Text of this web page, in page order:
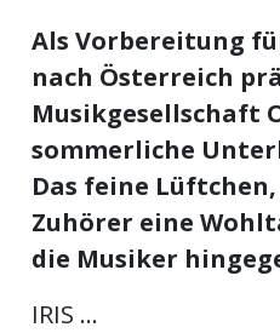
offizielle
Mitteilungen
Als Vorbereitung
nach Österreich
Musikgesellschaft
sommerliche
Das feine
Zuhörer eine
die Musiker
IRIS ...